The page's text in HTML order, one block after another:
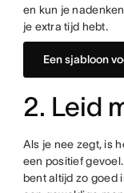
en kun je
je extra tijd hebt.
Een sjabloon
2. Leid
Als je nee zegt, is
een positief
bent altijd zo goed